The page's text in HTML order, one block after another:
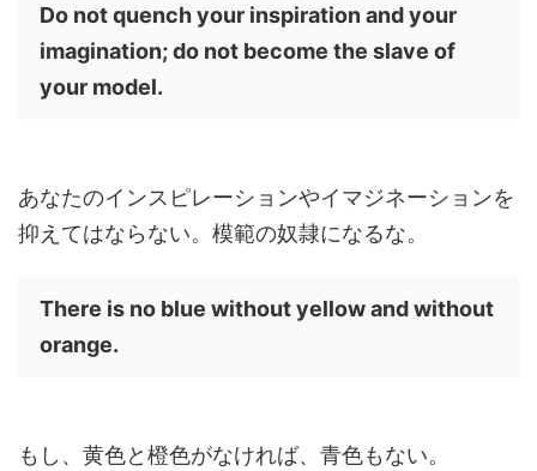
Do not quench your inspiration and your
imagination; do not become the slave of
your model.
あなたのインスピレーションやイマジネーションを
抑えてはならない。模範の奴隷になるな。
There is no blue without yellow and without
orange.
もし、黄色と橙色がなければ、青色もない。